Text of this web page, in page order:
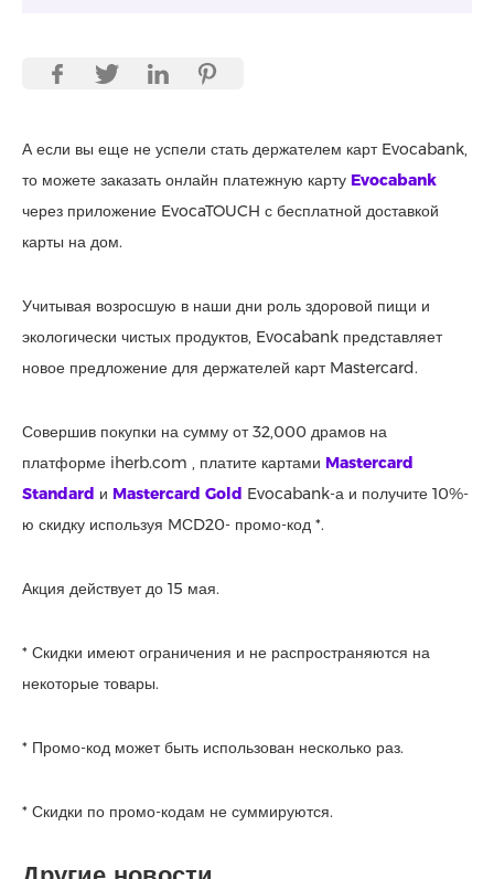
А если вы еще не успели стать держателем карт Evocabank,
то можете заказать онлайн платежную карту Evocabank
через приложение EvocaTOUCH с бесплатной доставкой
карты на дом.
Учитывая возросшую в наши дни роль здоровой пищи и
экологически чистых продуктов, Evocabank представляет
новое предложение для держателей карт Mastercard.
Совершив покупки на сумму от 32,000 драмов на
платформе iherb.com , платите картами Mastercard
Standard и Mastercard Gold Evocabank-а и получите 10%-
ю скидку используя MСD20- промо-код *.
Акция действует до 15 мая.
* Скидки имеют ограничения и не распространяются на
некоторые товары.
* Промо-код может быть использован несколько раз.
* Скидки по промо-кодам не суммируются.